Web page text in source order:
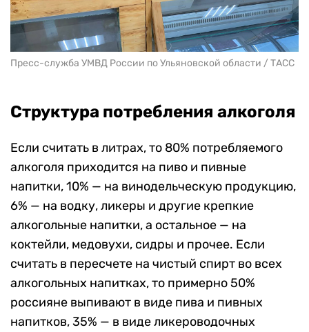
Пресс-служба УМВД России по Ульяновской области / ТАСС
Структура потребления алкоголя
Если считать в литрах, то 80% потребляемого
алкоголя приходится на пиво и пивные
напитки, 10% — на винодельческую продукцию,
6% — на водку, ликеры и другие крепкие
алкогольные напитки, а остальное — на
коктейли, медовухи, сидры и прочее. Если
считать в пересчете на чистый спирт во всех
алкогольных напитках, то примерно 50%
россияне выпивают в виде пива и пивных
напитков, 35% — в виде ликероводочных